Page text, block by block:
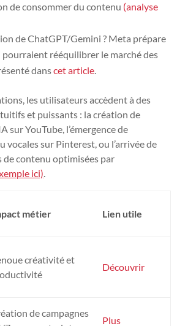
de consommer du contenu (analyse
de ChatGPT/Gemini ? Meta prépare
rééquilibrer le marché des
danscet article.
les utilisateurs accèdent à des
et puissants : la création de
sur YouTube, l’émergence de
vocales sur Pinterest, ou l’arrivée de
contenu optimisées par
ici).
métier Lien utile
créativité et
Découvrir
de campagnes
Plus